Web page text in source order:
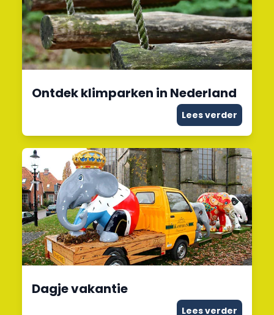
Ontdek klimparken in Nederland
Lees verder
Dagje vakantie
Lees verder